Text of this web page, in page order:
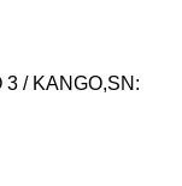
/ KANGO,SN: